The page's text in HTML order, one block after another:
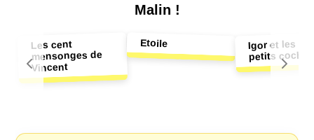
Malin !
Les cent
mensonges de
Vincent
Etoile Igor et les 3
petits